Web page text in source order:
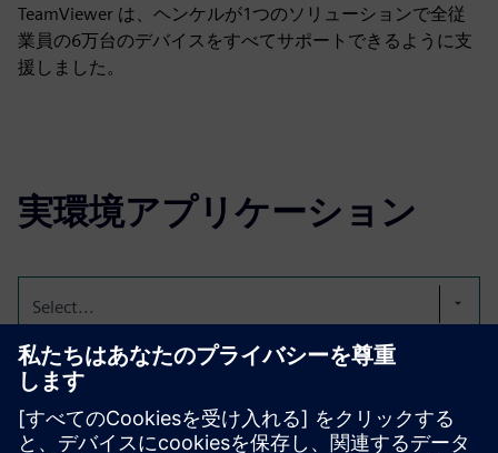
TeamViewer は、ヘンケルが1つのソリューションで全従
業員の6万台のデバイスをすべてサポートできるように支
援しました。
実環境アプリケーション
Select...
ITリモートサポート
テクノロジーは複雑になっています。日々のビジネスはペ